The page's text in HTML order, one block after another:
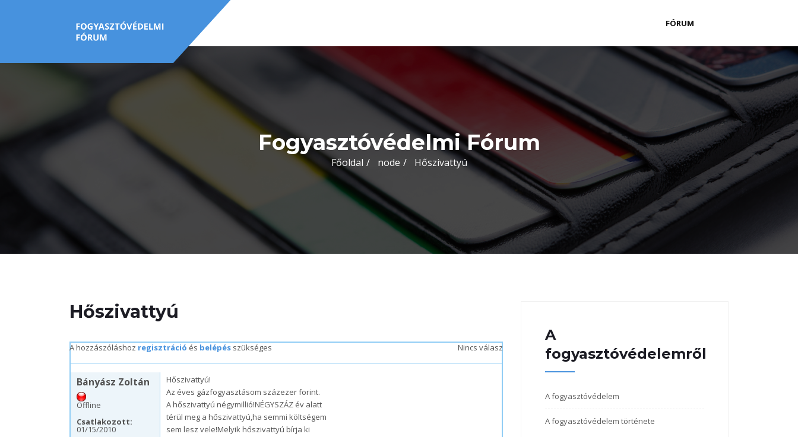
FÓRUM
Fogyasztóvédelmi Fórum
Főoldal node Hőszivattyú
Hőszivattyú
A hozzászóláshoz regisztráció és belépés szükséges Nincs válasz
Bányász Zoltán
Offline
Csatlakozott:
01/15/2010
Hőszivattyú!
Az éves gázfogyasztásom százezer forint.
A hőszivattyú négymillió!NÉGYSZÁZ év alatt
térül meg a hőszivattyú,ha semmi költségem
sem lesz vele!Melyik hőszivattyú bírja ki
A
fogyasztóvédelemről
A fogyasztóvédelem
A fogyasztóvédelem története